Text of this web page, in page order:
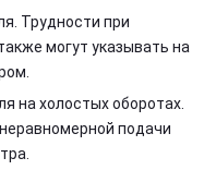
Трудности при
могут указывать на
на холостых оборотах.
подачи